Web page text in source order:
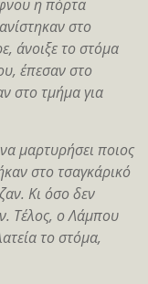
η πόρτα
στο
άνοιξε το στόμα
έπεσαν στο
στο τμήμα για
μαρτυρήσει ποιος
στο τσαγκάρικό
Κι όσο δεν
Τέλος, ο Λάμπου
το στόμα,